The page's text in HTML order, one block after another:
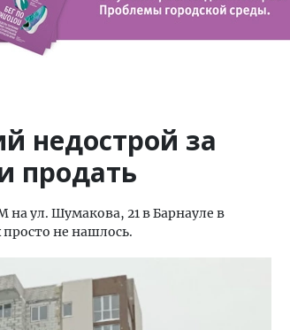
недострой за
продать
ул. Шумакова, 21 в Барнауле в
не нашлось.